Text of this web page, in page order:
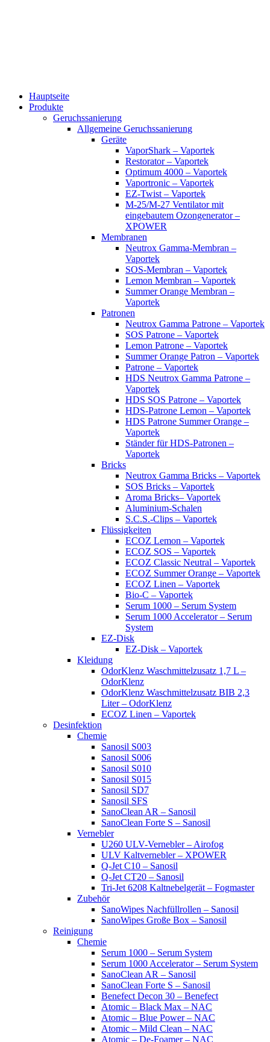
Hauptseite
Produkte
Geruchssanierung
Allgemeine Geruchssanierung
Geräte
VaporShark – Vaportek
Restorator – Vaportek
Optimum 4000 – Vaportek
Vaportronic – Vaportek
EZ-Twist – Vaportek
M-25/M-27 Ventilator mit
eingebautem Ozongenerator –
XPOWER
Membranen
Neutrox Gamma-Membran –
Vaportek
SOS-Membran – Vaportek
Lemon Membran – Vaportek
Summer Orange Membran –
Vaportek
Patronen
Neutrox Gamma Patrone – Vaportek
SOS Patrone – Vaportek
Lemon Patrone – Vaportek
Summer Orange Patron – Vaportek
Patrone – Vaportek
HDS Neutrox Gamma Patrone –
Vaportek
HDS SOS Patrone – Vaportek
HDS-Patrone Lemon – Vaportek
HDS Patrone Summer Orange –
Vaportek
Ständer für HDS-Patronen –
Vaportek
Bricks
Neutrox Gamma Bricks – Vaportek
SOS Bricks – Vaportek
Aroma Bricks– Vaportek
Aluminium-Schalen
S.C.S.-Clips – Vaportek
Flüssigkeiten
ECOZ Lemon – Vaportek
ECOZ SOS – Vaportek
ECOZ Classic Neutral – Vaportek
ECOZ Summer Orange – Vaportek
ECOZ Linen – Vaportek
Bio-C – Vaportek
Serum 1000 – Serum System
Serum 1000 Accelerator – Serum
System
EZ-Disk
EZ-Disk – Vaportek
Kleidung
OdorKlenz Waschmittelzusatz 1,7 L –
OdorKlenz
OdorKlenz Waschmittelzusatz BIB 2,3
Liter – OdorKlenz
ECOZ Linen – Vaportek
Desinfektion
Chemie
Sanosil S003
Sanosil S006
Sanosil S010
Sanosil S015
Sanosil SD7
Sanosil SFS
SanoClean AR – Sanosil
SanoClean Forte S – Sanosil
Vernebler
U260 ULV-Vernebler – Airofog
ULV Kaltvernebler – XPOWER
Q-Jet C10 – Sanosil
Q-Jet CT20 – Sanosil
Tri-Jet 6208 Kaltnebelgerät – Fogmaster
Zubehör
SanoWipes Nachfüllrollen – Sanosil
SanoWipes Große Box – Sanosil
Reinigung
Chemie
Serum 1000 – Serum System
Serum 1000 Accelerator – Serum System
SanoClean AR – Sanosil
SanoClean Forte S – Sanosil
Benefect Decon 30 – Benefect
Atomic – Black Max – NAC
Atomic – Blue Power – NAC
Atomic – Mild Clean – NAC
Atomic – De-Foamer – NAC